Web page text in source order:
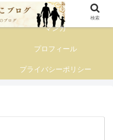
発信ブログ
マンガ
プロフィール
プライバシーポリシー
検索